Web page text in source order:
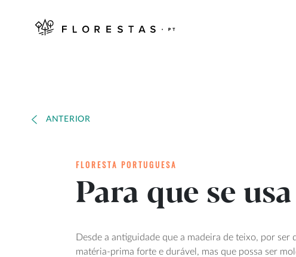
ANTERIOR
FLORESTA PORTUGUESA
Para que se
Desde a antiguidade que a madeira de teixo, por
matéria-prima forte e durável, mas que possa ser